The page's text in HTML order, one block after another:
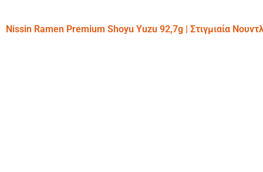
Nissin Ramen Premium Shoyu Yuzu 92,7g | Στιγμιαία